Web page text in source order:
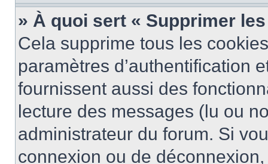
» À quoi sert « Supprimer
Cela supprime tous les
paramètres d’authentification
fournissent aussi des
lecture des messages (lu ou
administrateur du forum. Si
connexion ou de